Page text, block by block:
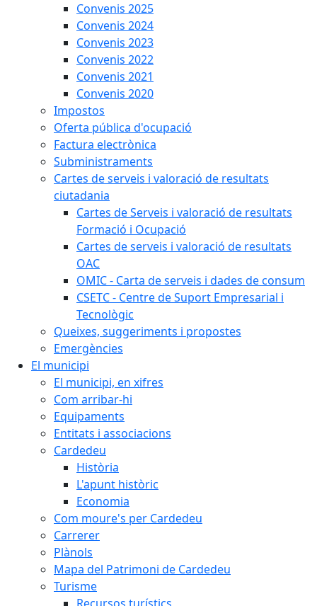
Convenis 2025
Convenis 2024
Convenis 2023
Convenis 2022
Convenis 2021
Convenis 2020
Impostos
Oferta pública d'ocupació
Factura electrònica
Subministraments
Cartes de serveis i valoració de resultats
ciutadania
Cartes de Serveis i valoració de resultats
Formació i Ocupació
Cartes de serveis i valoració de resultats
OAC
OMIC - Carta de serveis i dades de consum
CSETC - Centre de Suport Empresarial i
Tecnològic
Queixes, suggeriments i propostes
Emergències
El municipi
El municipi, en xifres
Com arribar-hi
Equipaments
Entitats i associacions
Cardedeu
Història
L'apunt històric
Economia
Com moure's per Cardedeu
Carrerer
Plànols
Mapa del Patrimoni de Cardedeu
Turisme